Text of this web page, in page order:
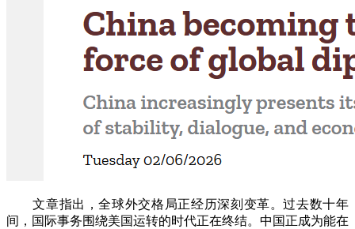
文章指出，全球外交格局正经历深刻变革。过去数十年
间，国际事务围绕美国运转的时代正在终结。中国正成为能在